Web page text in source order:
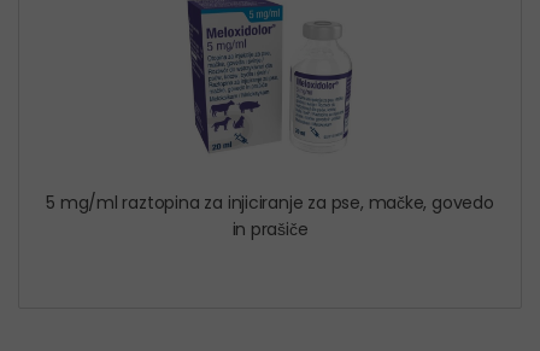
5 mg/ml raztopina za injiciranje za pse, mačke, govedo
in prašiče